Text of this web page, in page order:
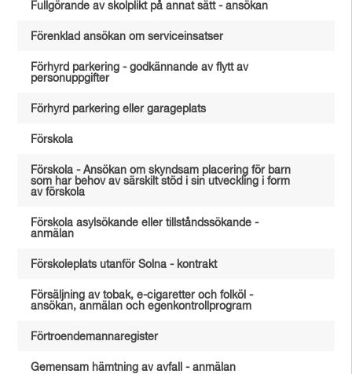
Fullgörande av skolplikt på annat sätt - ansökan
Förenklad ansökan om serviceinsatser
Förhyrd parkering - godkännande av flytt av
personuppgifter
Förhyrd parkering eller garageplats
Förskola
Förskola - Ansökan om skyndsam placering för barn
som har behov av särskilt stöd i sin utveckling i form
av förskola
Förskola asylsökande eller tillståndssökande -
anmälan
Förskoleplats utanför Solna - kontrakt
Försäljning av tobak, e-cigaretter och folköl -
ansökan, anmälan och egenkontrollprogram
Förtroendemannaregister
Gemensam hämtning av avfall - anmälan